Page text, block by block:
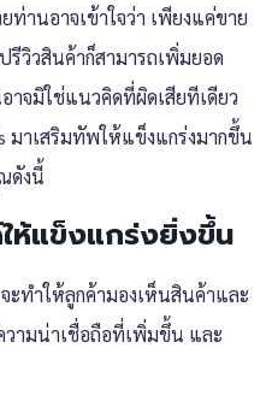
ท่านอาจเข้าใจว่า เพียงแค่ขาย
รีวิวสินค้าก็สามารถเพิ่มยอด
จมิใช่แนวคิดที่ผิดเสียทีเดียว
มาเสริมทัพให้แข็งแกร่งมากขึ้น
ดังนี้
ห้แข็งแกร่งยิ่งขึ้น
จะทำให้ลูกค้ามองเห็นสินค้าและ
ามน่าเชื่อถือที่เพิ่มขึ้น และ